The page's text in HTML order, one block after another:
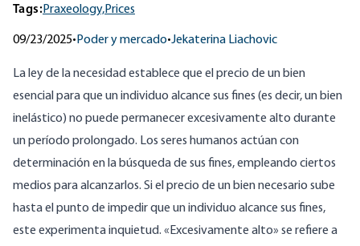
Tags:Praxeology,Prices
09/23/2025• Poder y mercado•Jekaterina Liachovic
La ley de la necesidad establece que el precio de un bien
esencial para que un individuo alcance sus fines (es decir, un bien
inelástico) no puede permanecer excesivamente alto durante
un período prolongado. Los seres humanos actúan con
determinación en la búsqueda de sus fines, empleando ciertos
medios para alcanzarlos. Si el precio de un bien necesario sube
hasta el punto de impedir que un individuo alcance sus fines,
este experimenta inquietud. «Excesivamente alto» se refiere a